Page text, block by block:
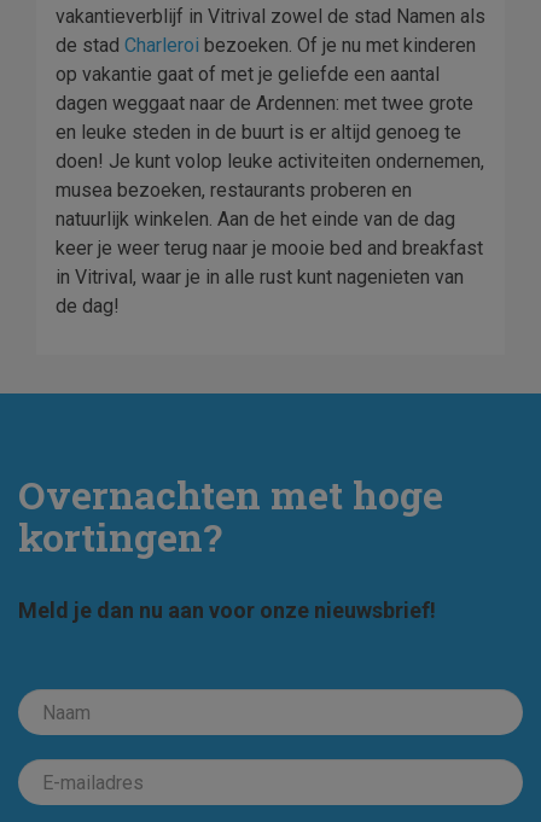
vakantieverblijf in Vitrival zowel de stad Namen als
de stad Charleroi bezoeken. Of je nu met kinderen
op vakantie gaat of met je geliefde een aantal
dagen weggaat naar de Ardennen: met twee grote
en leuke steden in de buurt is er altijd genoeg te
doen! Je kunt volop leuke activiteiten ondernemen,
musea bezoeken, restaurants proberen en
natuurlijk winkelen. Aan de het einde van de dag
keer je weer terug naar je mooie bed and breakfast
in Vitrival, waar je in alle rust kunt nagenieten van
de dag!
Overnachten met hoge
kortingen?
Meld je dan nu aan voor onze nieuwsbrief!